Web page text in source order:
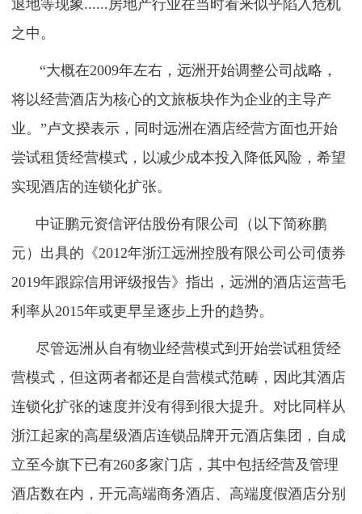
退地等现象......房地产行业在当时看来似乎陷入危机
之中。
“大概在2009年左右，远洲开始调整公司战略，
将以经营酒店为核心的文旅板块作为企业的主导产
业。”卢文揆表示，同时远洲在酒店经营方面也开始
尝试租赁经营模式，以减少成本投入降低风险，希望
实现酒店的连锁化扩张。
中证鹏元资信评估股份有限公司（以下简称鹏
元）出具的《2012年浙江远洲控股有限公司公司债券
2019年跟踪信用评级报告》指出，远洲的酒店运营毛
利率从2015年或更早呈逐步上升的趋势。
尽管远洲从自有物业经营模式到开始尝试租赁经
营模式，但这两者都还是自营模式范畴，因此其酒店
连锁化扩张的速度并没有得到很大提升。对比同样从
浙江起家的高星级酒店连锁品牌开元酒店集团，自成
立至今旗下已有260多家门店，其中包括经营及管理
酒店数在内，开元高端商务酒店、高端度假酒店分别